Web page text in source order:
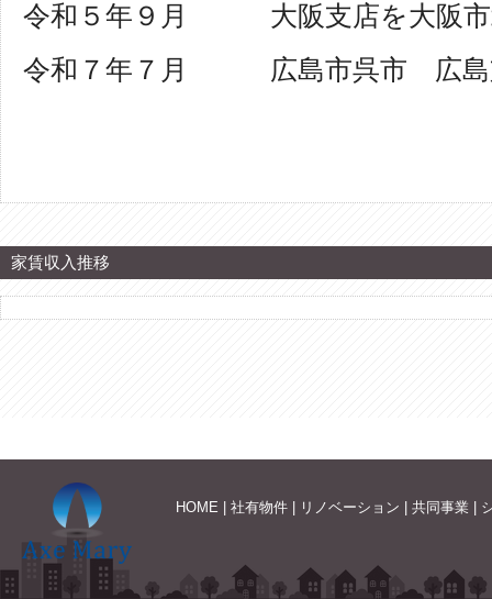
令和５年９月 大阪支店を大阪市
令和７年７月 広島市呉市 広島
家賃収入推移
HOME 社有物件 リノベーション 共同事業